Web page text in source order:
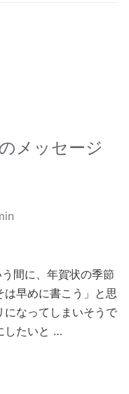
メッセージ
間に、年賀状の季節
は早めに書こう」と思
になってしまいそうで
したいと …